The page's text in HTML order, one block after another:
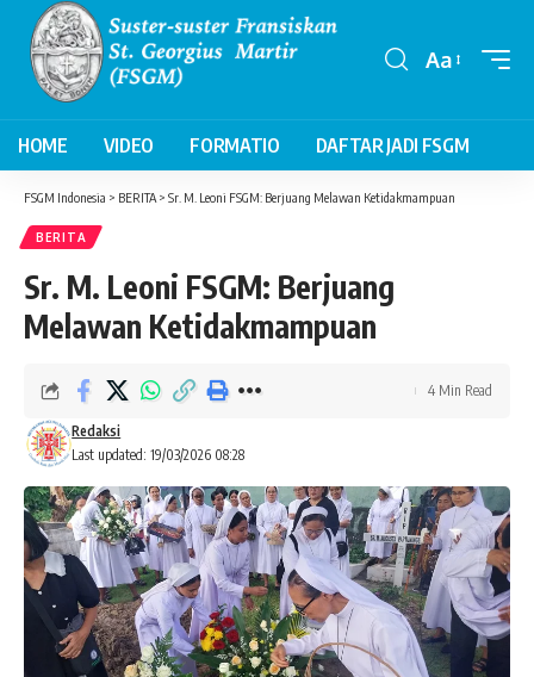
Font
Aa
HOME VIDEO FORMATIO DAFTAR JADI FSGM
FSGM Indonesia > BERITA > Sr. M. Leoni FSGM: Berjuang Melawan Ketidakmampuan
BERITA
Sr. M. Leoni FSGM: Berjuang
Melawan Ketidakmampuan
Last updated: 19/03/2026 08:28
Redaksi
4 Min Read